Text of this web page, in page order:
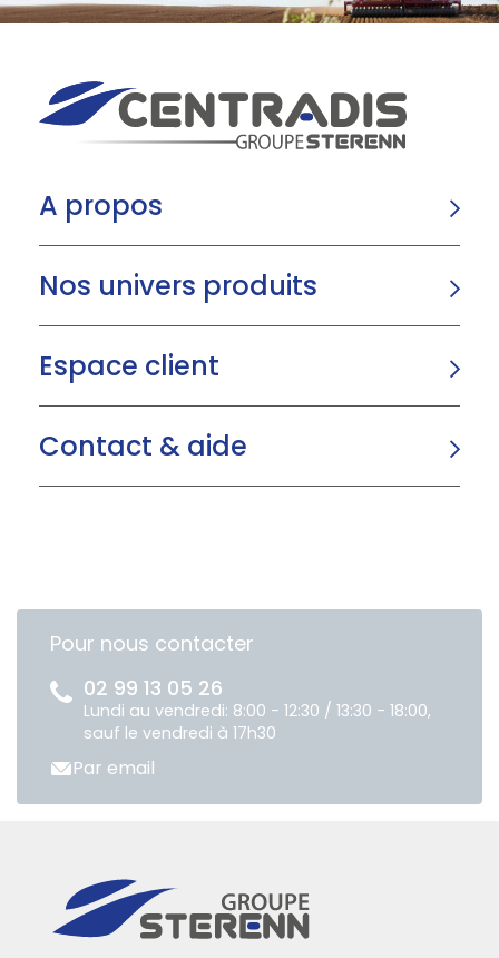
A propos
Nos univers produits
Espace client
Contact & aide
Pour nous contacter
02 99 13 05 26
Lundi au vendredi: 8:00 - 12:30 / 13:30 - 18:00,
sauf le vendredi à 17h30
Par email